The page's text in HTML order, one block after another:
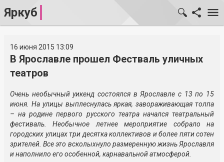
Яркуб
16 июня 2015 13:09
В Ярославле прошел Фестваль уличных
театров
Очень необычный уикенд состоялся в Ярославле с 13 по 15
июня. На улицы выплеснулась яркая, завораживающая толпа
– на родине первого русского театра начался театральный
фестиваль. Необычное летнее мероприятие собрало на
городских улицах три десятка коллективов и более пяти сотен
зрителей. Все это всколыхнуло размеренную жизнь Ярославля
и наполнило его особенной, карнавальной атмосферой.